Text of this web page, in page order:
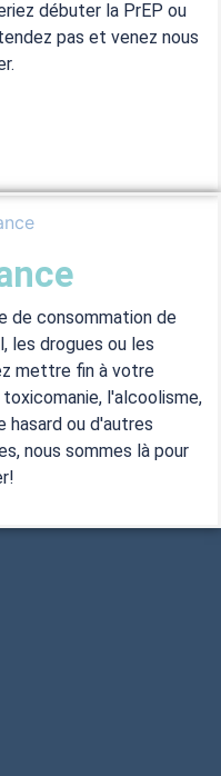
débuter la PrEP ou
pas et venez nous
de consommation de
les drogues ou les
mettre fin à votre
l'alcoolisme,
hasard ou d'autres
nous sommes là pour